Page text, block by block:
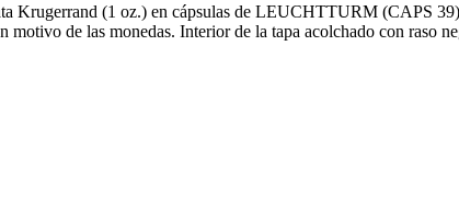
Krugerrand (1 oz.) en cápsulas de LEUCHTTURM (CAPS
de las monedas. Interior de la tapa acolchado con raso